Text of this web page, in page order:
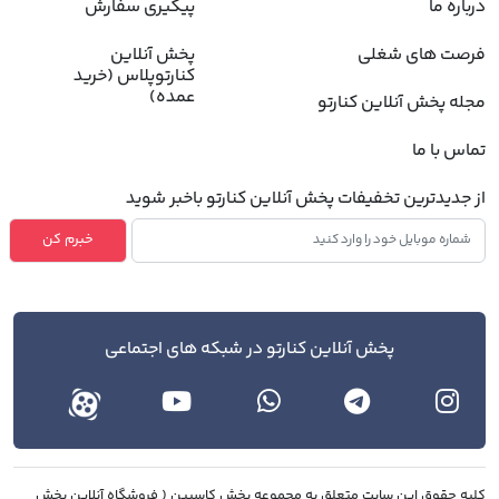
درباره ما
فرصت های شغلی
مجله پخش آنلاین کنارتو
تماس با ما
پیگیری سفارش
پخش آنلاین
کنارتوپلاس (خرید
عمده)
از جدیدترین تخفیفات پخش آنلاین کنارتو باخبر شوید
خبرم کن
پخش آنلاین کنارتو در شبکه های اجتماعی